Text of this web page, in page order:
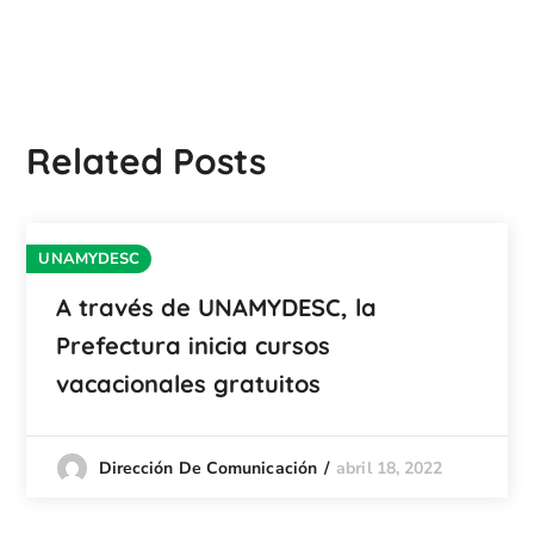
Related Posts
UNAMYDESC
A través de UNAMYDESC, la
Prefectura inicia cursos
vacacionales gratuitos
Dirección De Comunicación abril 18, 2022